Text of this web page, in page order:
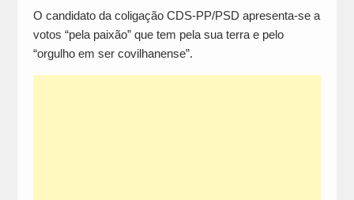
O candidato da coligação CDS-PP/PSD apresenta-se a
votos “pela paixão” que tem pela sua terra e pelo
“orgulho em ser covilhanense”.